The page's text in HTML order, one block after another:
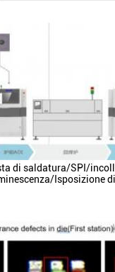
di saldatura/SPI/
Isposizione